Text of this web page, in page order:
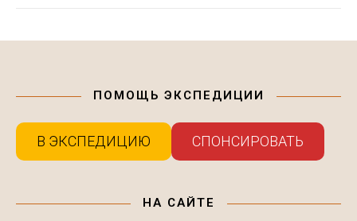
ПОМОЩЬ ЭКСПЕДИЦИИ
В ЭКСПЕДИЦИЮ СПОНСИРОВАТЬ
НА САЙТЕ